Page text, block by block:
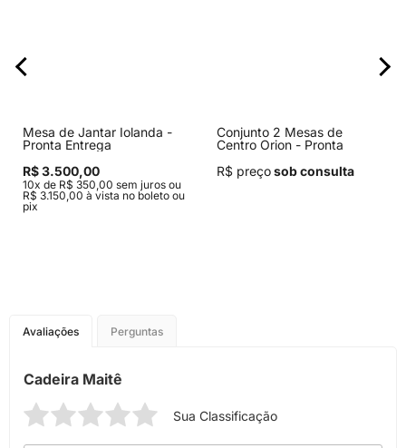
Mesa de Jantar Iolanda -
Pronta Entrega
R$ 3.500,00
10x de R$ 350,00 sem juros ou
R$ 3.150,00 à vista no boleto ou
pix
Conjunto 2 Mesas de
Centro Orion - Pronta
R$ preçosob consulta
Avaliações Perguntas
Cadeira Maitê
Sua Classificação